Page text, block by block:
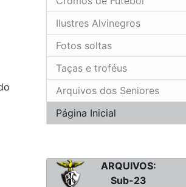
Ilustres Alvinegros
Fotos soltas
Taças e troféus
Arquivos dos Seniores
Página Inicial
ARQUIVOS:
Sub-23